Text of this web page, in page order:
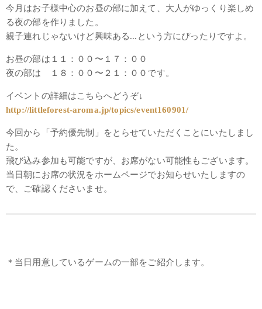
今月はお子様中心のお昼の部に加えて、大人がゆっくり楽しめ
る夜の部を作りました。
親子連れじゃないけど興味ある...という方にぴったりですよ。
お昼の部は１１：００〜１７：００
夜の部は １８：００〜２１：００です。
イベントの詳細はこちらへどうぞ↓
http://littleforest-aroma.jp/topics/event160901/
今回から「予約優先制」をとらせていただくことにいたしまし
た。
飛び込み参加も可能ですが、お席がない可能性もございます。
当日朝にお席の状況をホームページでお知らせいたしますの
で、ご確認くださいませ。
＊当日用意しているゲームの一部をご紹介します。